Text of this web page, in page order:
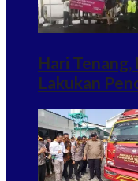
Hari
Lakukan